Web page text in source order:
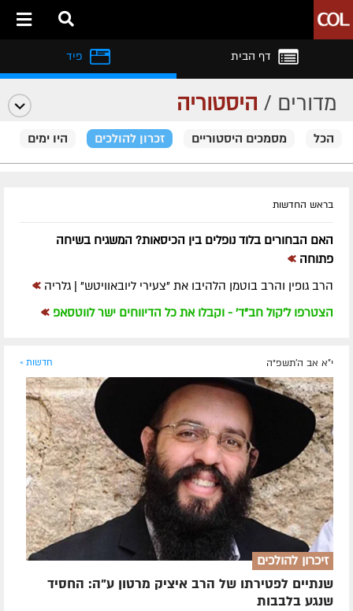
דף הבית
מדורים / היסטוריה
הכל מסמכים היסטוריים זכרון להולכים היו ימים
בראש החדשות
האם הבחורים בלוד נופלים בין הכיסאות? המשגיח בשיחה
פתוחה »
הרב גופין והרב בוטמן הלהיבו את "צעירי ליובאוויטש" | גלריה »
הצטרפו ל'קול חב"ד' - וקבלו את כל הדיווחים ישר לווטסאפ »
י"א אב ה׳תשפ״ה חדשות »
זיכרון להולכים
שנתיים לפטירתו של הרב איציק מרטון ע"ה: החסיד
שנגע בלבבות